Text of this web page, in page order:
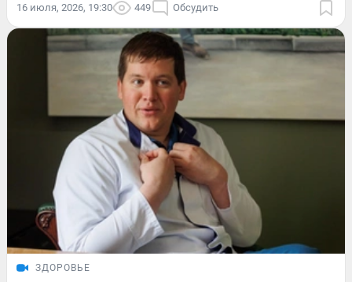
16 июля, 2026, 19:30 449 Обсудить
ЗДОРОВЬЕ